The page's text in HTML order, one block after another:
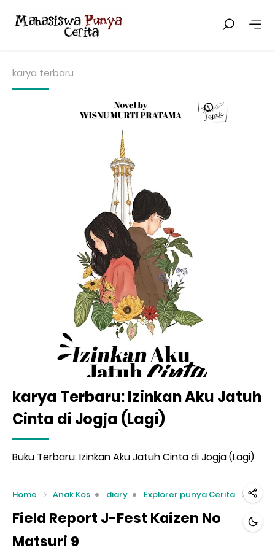
karya terbaru
karya Terbaru: Izinkan Aku Jatuh
Cinta di Jogja (Lagi)
Buku Terbaru: Izinkan Aku Jatuh Cinta di Jogja (Lagi)
Home Anak Kos diary Explorer punya Cerita
Field Report J-Fest Kaizen No
Matsuri 9